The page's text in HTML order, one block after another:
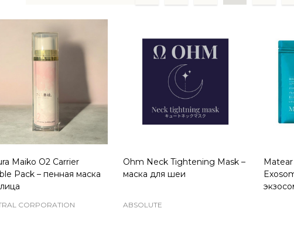
Maiko O2 Carrier
Pack – пенная маска
CORPORATION
Ohm Neck Tightening Mask –
маска для шеи
ABSOLUTE